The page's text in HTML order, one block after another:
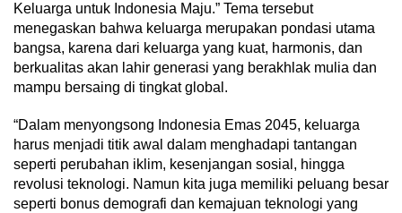
Keluarga untuk Indonesia Maju.” Tema tersebut
menegaskan bahwa keluarga merupakan pondasi utama
bangsa, karena dari keluarga yang kuat, harmonis, dan
berkualitas akan lahir generasi yang berakhlak mulia dan
mampu bersaing di tingkat global.
“Dalam menyongsong Indonesia Emas 2045, keluarga
harus menjadi titik awal dalam menghadapi tantangan
seperti perubahan iklim, kesenjangan sosial, hingga
revolusi teknologi. Namun kita juga memiliki peluang besar
seperti bonus demografi dan kemajuan teknologi yang